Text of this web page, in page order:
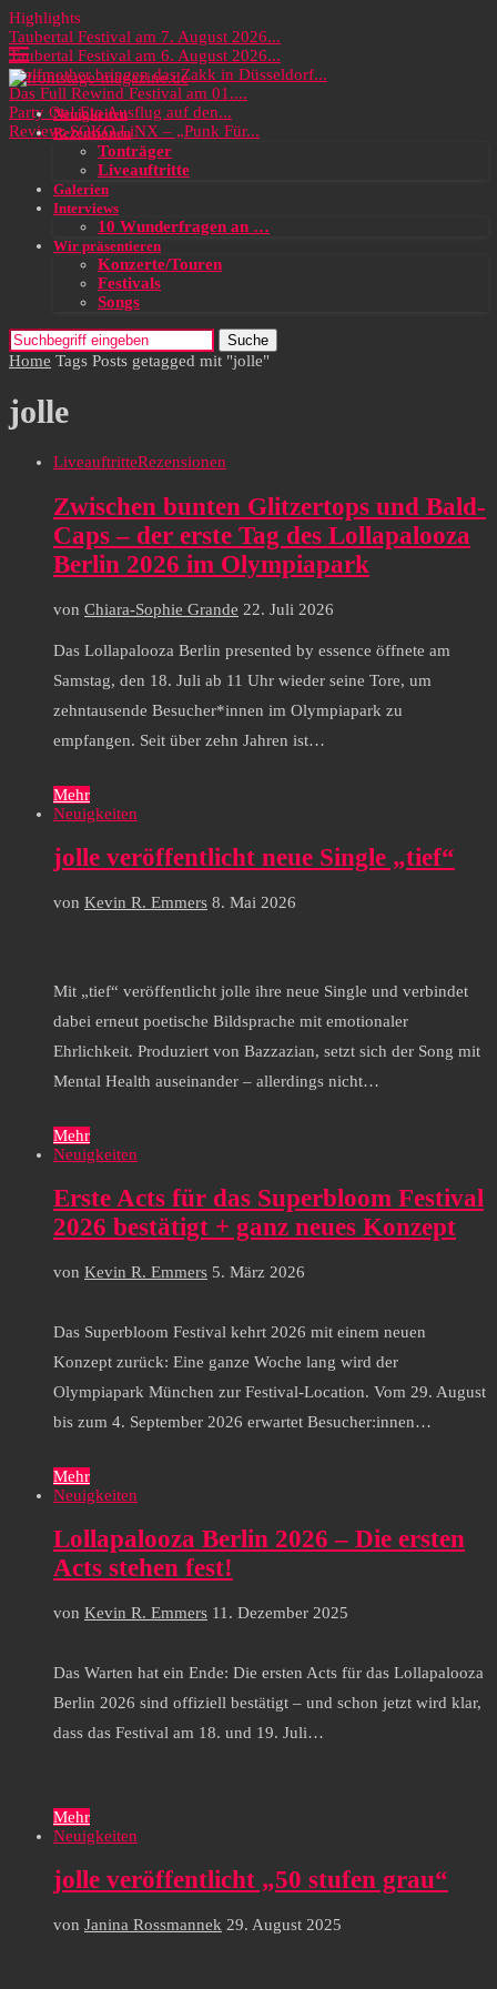
Highlights
Taubertal Festival am 7. August 2026...
Taubertal Festival am 6. August 2026...
Wolfmother bringen das Zakk in Düsseldorf...
Das Full Rewind Festival am 01....
Party On! Ein Ausflug auf den...
Review: SOKO LiNX – „Punk Für...
Neuigkeiten
Rezensionen
Tonträger
Liveauftritte
Galerien
Interviews
10 Wunderfragen an …
Wir präsentieren
Konzerte/Touren
Festivals
Songs
Suche
Home Tags Posts getagged mit "jolle"
jolle
LiveauftritteRezensionen
Zwischen bunten Glitzertops und Bald-
Caps – der erste Tag des Lollapalooza
Berlin 2026 im Olympiapark
von Chiara-Sophie Grande 22. Juli 2026
Das Lollapalooza Berlin presented by essence öffnete am
Samstag, den 18. Juli ab 11 Uhr wieder seine Tore, um
zehntausende Besucher*innen im Olympiapark zu
empfangen. Seit über zehn Jahren ist…
Mehr
Neuigkeiten
jolle veröffentlicht neue Single „tief“
von Kevin R. Emmers 8. Mai 2026
Mit „tief“ veröffentlicht jolle ihre neue Single und verbindet
dabei erneut poetische Bildsprache mit emotionaler
Ehrlichkeit. Produziert von Bazzazian, setzt sich der Song mit
Mental Health auseinander – allerdings nicht…
Mehr
Neuigkeiten
Erste Acts für das Superbloom Festival
2026 bestätigt + ganz neues Konzept
von Kevin R. Emmers 5. März 2026
Das Superbloom Festival kehrt 2026 mit einem neuen
Konzept zurück: Eine ganze Woche lang wird der
Olympiapark München zur Festival-Location. Vom 29. August
bis zum 4. September 2026 erwartet Besucher:innen…
Mehr
Neuigkeiten
Lollapalooza Berlin 2026 – Die ersten
Acts stehen fest!
von Kevin R. Emmers 11. Dezember 2025
Das Warten hat ein Ende: Die ersten Acts für das Lollapalooza
Berlin 2026 sind offiziell bestätigt – und schon jetzt wird klar,
dass das Festival am 18. und 19. Juli…
Mehr
Neuigkeiten
jolle veröffentlicht „50 stufen grau“
von Janina Rossmannek 29. August 2025